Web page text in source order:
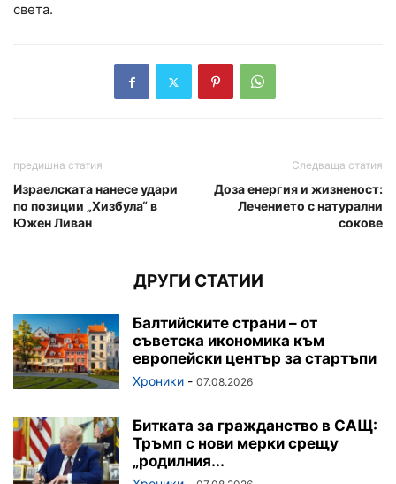
света.
предишна статия
Израелската нанесе удари
по позиции „Хизбула“ в
Южен Ливан
Следваща статия
Доза енергия и жизненост:
Лечението с натурални
сокове
ДРУГИ СТАТИИ
Балтийските страни – от
съветска икономика към
европейски център за стартъпи
Хроники - 07.08.2026
Битката за гражданство в САЩ:
Тръмп с нови мерки срещу
„родилния...